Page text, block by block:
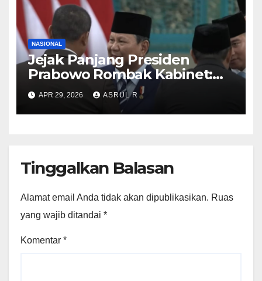
NASIONAL
Jejak Panjang Presiden
Prabowo Rombak Kabinet:
Ganti Mendikti Saintek
sampai Geser Menteri
Lingkungan Hidup
APR 29, 2026 ASRUL R
Tinggalkan Balasan
Alamat email Anda tidak akan dipublikasikan. Ruas
yang wajib ditandai *
Komentar *